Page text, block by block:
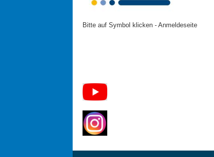
Bitte auf Symbol klicken - Anmeldeseite